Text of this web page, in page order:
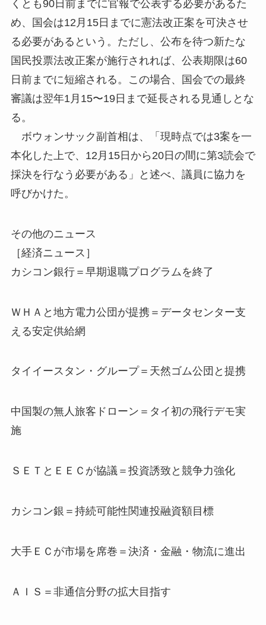
くとも90日前までに官報で公表する必要があるた
め、国会は12月15日までに憲法改正案を可決させ
る必要があるという。ただし、公布を待つ新たな
国民投票法改正案が施行されれば、公表期限は60
日前までに短縮される。この場合、国会での最終
審議は翌年1月15〜19日まで延長される見通しとな
る。
ボウォンサック副首相は、「現時点では3案を一
本化した上で、12月15日から20日の間に第3読会で
採決を行なう必要がある」と述べ、議員に協力を
呼びかけた。
その他のニュース
［経済ニュース］
カシコン銀行＝早期退職プログラムを終了
ＷＨＡと地方電力公団が提携＝データセンター支
える安定供給網
タイイースタン・グループ＝天然ゴム公団と提携
中国製の無人旅客ドローン＝タイ初の飛行デモ実
施
ＳＥＴとＥＥＣが協議＝投資誘致と競争力強化
カシコン銀＝持続可能性関連投融資額目標
大手ＥＣが市場を席巻＝決済・金融・物流に進出
ＡＩＳ＝非通信分野の拡大目指す